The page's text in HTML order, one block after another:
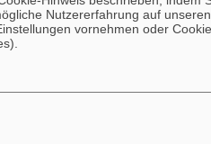
GSI/FAIR, Mitglied
Nutzererfahrung auf
vornehmen oder